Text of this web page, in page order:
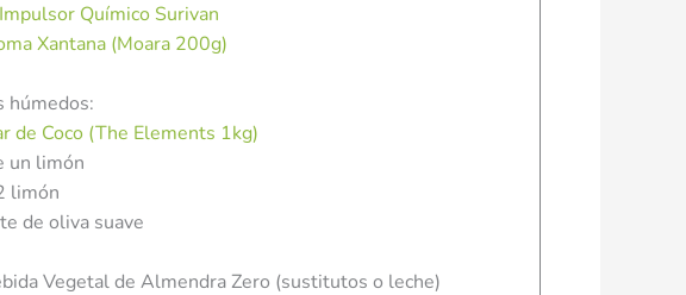
Impulsor Químico Surivan
Xantana (Moara 200g)
húmedos:
de Coco (The Elements 1kg)
un limón
limón
de oliva suave
Vegetal de Almendra Zero (sustitutos o leche)